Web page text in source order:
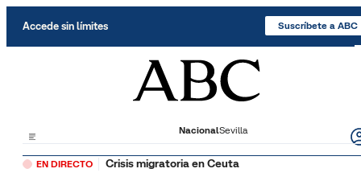
Accede sin límites Suscríbete a ABC
NacionalSevilla
EN DIRECTO Crisis migratoria en Ceuta